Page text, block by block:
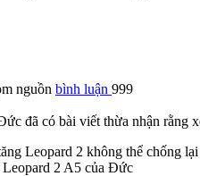
nguồn bình luận 999
đã có bài viết thừa nhận rằng
Leopard 2 A5 của Đức